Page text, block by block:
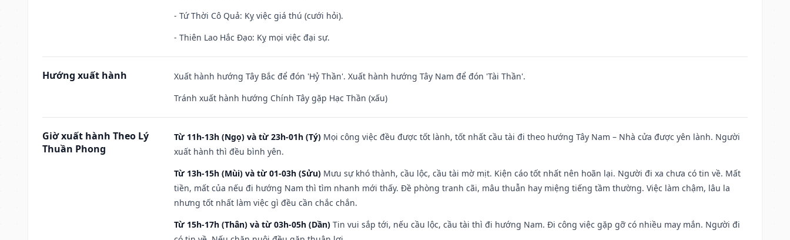
- Tứ Thời Cô Quả: Kỵ việc giá thú (cưới hỏi).
- Thiên Lao Hắc Đạo: Kỵ mọi việc đại sự.
Hướng xuất hành
Xuất hành hướng Tây Bắc để đón 'Hỷ Thần'. Xuất hành hướng Tây Nam để đón 'Tài Thần'.
Tránh xuất hành hướng Chính Tây gặp Hạc Thần (xấu)
Giờ xuất hành Theo Lý
Thuần Phong
Từ 11h-13h (Ngọ) và từ 23h-01h (Tý) Mọi công việc đều được tốt lành, tốt nhất cầu tài đi theo hướng Tây Nam – Nhà cửa được yên lành. Người
xuất hành thì đều bình yên.
Từ 13h-15h (Mùi) và từ 01-03h (Sửu) Mưu sự khó thành, cầu lộc, cầu tài mờ mịt. Kiện cáo tốt nhất nên hoãn lại. Người đi xa chưa có tin về. Mất
tiền, mất của nếu đi hướng Nam thì tìm nhanh mới thấy. Đề phòng tranh cãi, mâu thuẫn hay miệng tiếng tầm thường. Việc làm chậm, lâu la
nhưng tốt nhất làm việc gì đều cần chắc chắn.
Từ 15h-17h (Thân) và từ 03h-05h (Dần) Tin vui sắp tới, nếu cầu lộc, cầu tài thì đi hướng Nam. Đi công việc gặp gỡ có nhiều may mắn. Người đi